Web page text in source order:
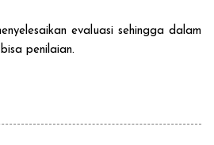
evaluasi sehingga dalam
penilaian.